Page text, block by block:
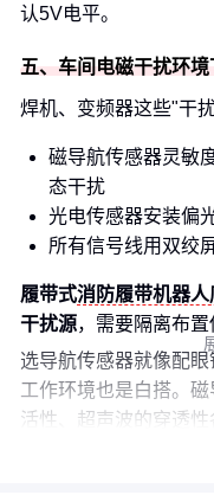
认5V电平。
五、车间电磁干扰环境
焊机、变频器这些"干
磁导航传感器灵敏
态干扰
光电传感器安装偏
所有信号线用双绞
履带式消防履带机器人
干扰源，需要隔离布置
选导航传感器就像配
工作环境也是白搭。
活性、超声波的穿透